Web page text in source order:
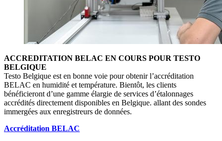
ACCREDITATION BELAC EN COURS POUR TESTO
BELGIQUE
Testo Belgique est en bonne voie pour obtenir l’accréditation
BELAC en humidité et température. Bientôt, les clients
bénéficieront d’une gamme élargie de services d’étalonnages
accrédités directement disponibles en Belgique. allant des sondes
immergées aux enregistreurs de données.
Accréditation BELAC